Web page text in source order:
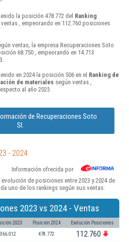
la posición 478.772 del Ranking
, empeorando en 112.760 posiciones
ventas, la empresa Recuperaciones Soto
68.750 , empeorando en 14.713
en 2024 la posición 506 en el Ranking de
de materiales según ventas ,
al año 2023.
de Recuperaciones Soto
Sl.
- 2024
Información ofrecida por
de posiciones entre 2023 y 2024 de
uno de los rankings según sus ventas:
2023 vs 2024 - Ventas
2023 Posición 2024 Evolución Posiciones
366.012 478.772 112.760